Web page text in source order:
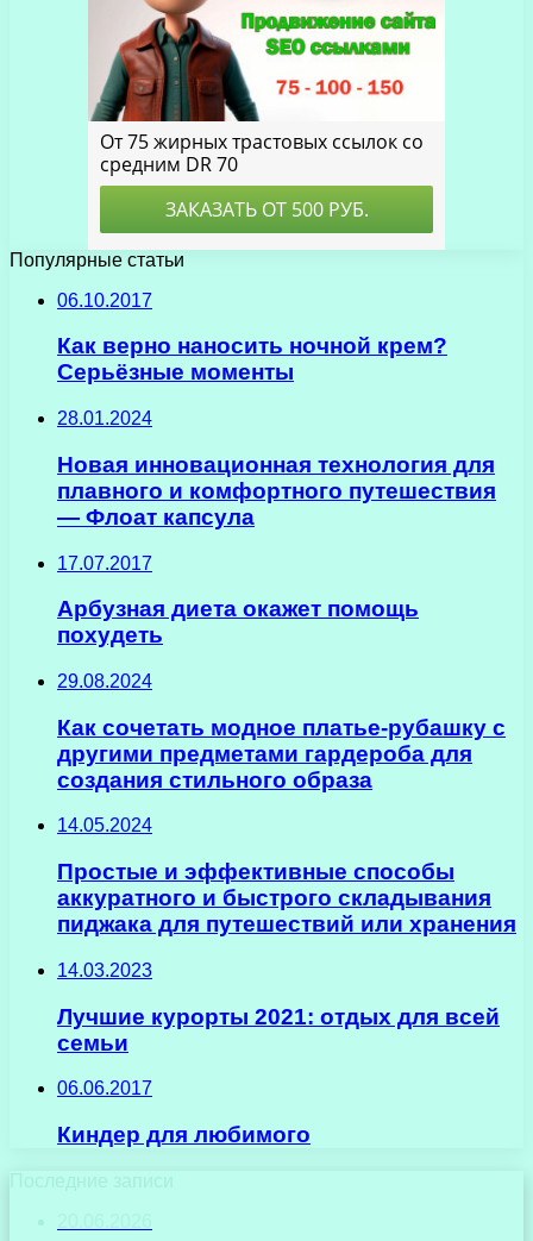
Популярные статьи
06.10.2017
Как верно наносить ночной крем?
Серьёзные моменты
28.01.2024
Новая инновационная технология для
плавного и комфортного путешествия
— Флоат капсула
17.07.2017
Арбузная диета окажет помощь
похудеть
29.08.2024
Как сочетать модное платье-рубашку с
другими предметами гардероба для
создания стильного образа
14.05.2024
Простые и эффективные способы
аккуратного и быстрого складывания
пиджака для путешествий или хранения
14.03.2023
Лучшие курорты 2021: отдых для всей
семьи
06.06.2017
Киндер для любимого
Последние записи